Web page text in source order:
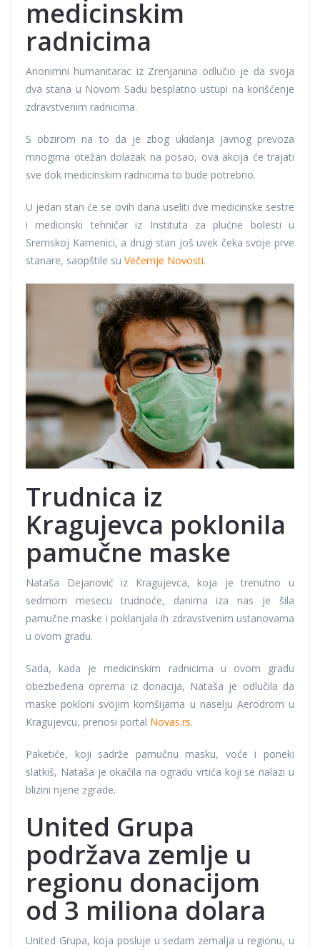
medicinskim
radnicima
Anonimni humanitarac iz Zrenjanina odlučio je da svoja
dva stana u Novom Sadu besplatno ustupi na korišćenje
zdravstvenim radnicima.
S obzirom na to da je zbog ukidanja javnog prevoza
mnogima otežan dolazak na posao, ova akcija će trajati
sve dok medicinskim radnicima to bude potrebno.
U jedan stan će se ovih dana useliti dve medicinske sestre
i medicinski tehničar iz Instituta za plućne bolesti u
Sremskoj Kamenici, a drugi stan još uvek čeka svoje prve
stanare, saopštile su Večernje Novosti.
Trudnica iz
Kragujevca poklonila
pamučne maske
Nataša Dejanović iz Kragujevca, koja je trenutno u
sedmom mesecu trudnoće, danima iza nas je šila
pamučne maske i poklanjala ih zdravstvenim ustanovama
u ovom gradu.
Sada, kada je medicinskim radnicima u ovom gradu
obezbeđena oprema iz donacija, Nataša je odlučila da
maske pokloni svojim komšijama u naselju Aerodrom u
Kragujevcu, prenosi portal Novas.rs.
Paketiće, koji sadrže pamučnu masku, voće i poneki
slatkiš, Nataša je okačila na ogradu vrtića koji se nalazi u
blizini njene zgrade.
United Grupa
podržava zemlje u
regionu donacijom
od 3 miliona dolara
United Grupa, koja posluje u sedam zemalja u regionu, u